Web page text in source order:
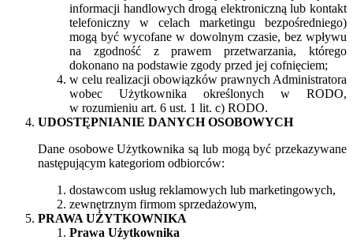
informacji handlowych drogą elektroniczną lub kontakt
telefoniczny w celach marketingu bezpośredniego)
mogą być wycofane w dowolnym czasie, bez wpływu
na zgodność z prawem przetwarzania, którego
dokonano na podstawie zgody przed jej cofnięciem;
w celu realizacji obowiązków prawnych Administratora
wobec Użytkownika określonych w RODO,
w rozumieniu art. 6 ust. 1 lit. c) RODO.
UDOSTĘPNIANIE DANYCH OSOBOWYCH
Dane osobowe Użytkownika są lub mogą być przekazywane
następującym kategoriom odbiorców:
dostawcom usług reklamowych lub marketingowych,
zewnętrznym firmom sprzedażowym,
PRAWA UŻYTKOWNIKA
Prawa Użytkownika